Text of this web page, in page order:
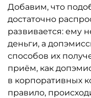
Добавим, что
достаточно
развивается: ему
деньги, а
способов их
приём, как
в корпоративных
правило,